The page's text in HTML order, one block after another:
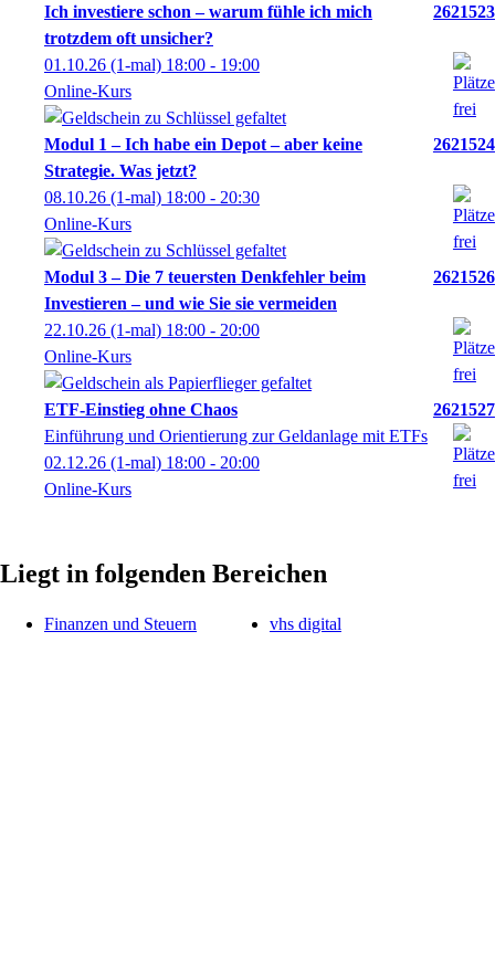
Ich investiere schon – warum fühle ich mich
trotzdem oft unsicher?
2621523
01.10.26 (1-mal) 18:00 - 19:00
Online-Kurs
Modul 1 – Ich habe ein Depot – aber keine
Strategie. Was jetzt?
2621524
08.10.26 (1-mal) 18:00 - 20:30
Online-Kurs
Modul 3 – Die 7 teuersten Denkfehler beim
Investieren – und wie Sie sie vermeiden
2621526
22.10.26 (1-mal) 18:00 - 20:00
Online-Kurs
ETF-Einstieg ohne Chaos
2621527
Einführung und Orientierung zur Geldanlage mit ETFs
02.12.26 (1-mal) 18:00 - 20:00
Online-Kurs
Liegt in folgenden Bereichen
Finanzen und Steuern vhs digital